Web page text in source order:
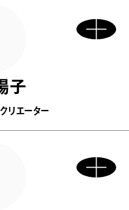
子
リエーター